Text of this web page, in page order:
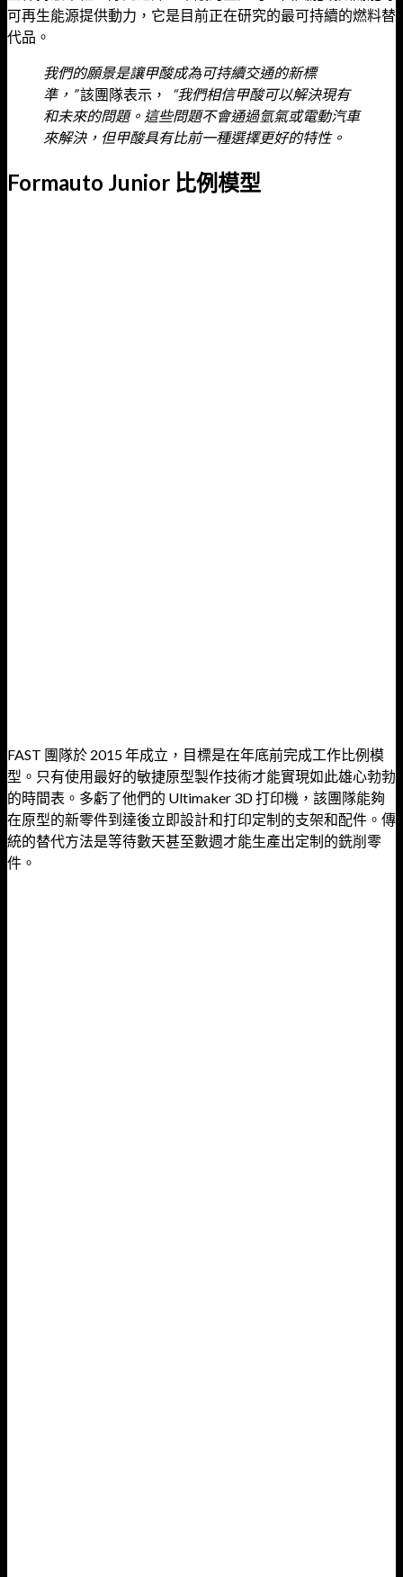
可再生能源提供動力，它是目前正在研究的最可持續的燃料替
代品。
我們的願景是讓甲酸成為可持續交通的新標
準，”該團隊表示，
“我們相信甲酸可以解決現有
和未來的問題。這些問題不會通過氫氣或電動汽車
來解決，但甲酸具有比前一種選擇更好的特性。
Formauto Junior 比例模型
FAST 團隊於 2015 年成立，目標是在年底前完成工作比例模
型。 只有使用最好的敏捷原型製作技術才能實現如此雄心勃勃
的時間表。 多虧了他們的 Ultimaker 3D 打印機，該團隊能夠
在原型的新零件到達後立即設計和打印定制的支架和配件。 傳
統的替代方法是等待數天甚至數週才能生產出定制的銑削零
件。